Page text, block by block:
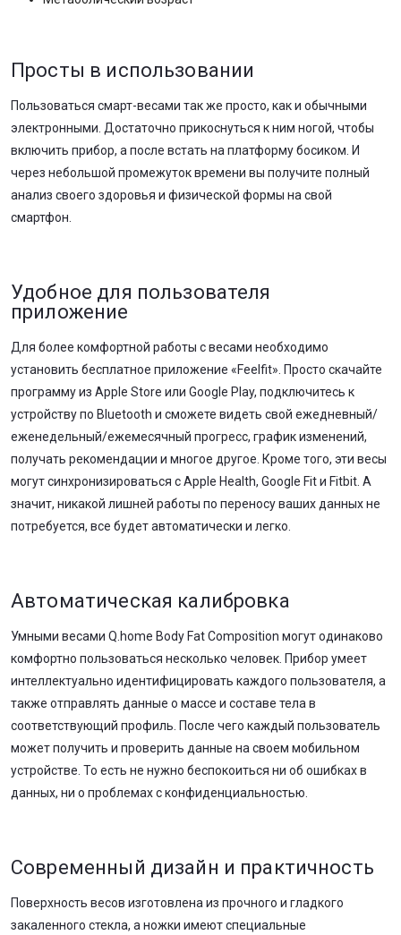
Просты в использовании
Пользоваться смарт-весами так же просто, как и обычными
электронными. Достаточно прикоснуться к ним ногой, чтобы
включить прибор, а после встать на платформу босиком. И
через небольшой промежуток времени вы получите полный
анализ своего здоровья и физической формы на свой
смартфон.
Удобное для пользователя
приложение
Для более комфортной работы с весами необходимо
установить бесплатное приложение «Feelfit». Просто скачайте
программу из Apple Store или Google Play, подключитесь к
устройству по Bluetooth и сможете видеть свой ежедневный/
еженедельный/ежемесячный прогресс, график изменений,
получать рекомендации и многое другое. Кроме того, эти весы
могут синхронизироваться с Apple Health, Google Fit и Fitbit. А
значит, никакой лишней работы по переносу ваших данных не
потребуется, все будет автоматически и легко.
Автоматическая калибровка
Умными весами Q.home Body Fat Composition могут одинаково
комфортно пользоваться несколько человек. Прибор умеет
интеллектуально идентифицировать каждого пользователя, а
также отправлять данные о массе и составе тела в
соответствующий профиль. После чего каждый пользователь
может получить и проверить данные на своем мобильном
устройстве. То есть не нужно беспокоиться ни об ошибках в
данных, ни о проблемах с конфиденциальностью.
Современный дизайн и практичность
Поверхность весов изготовлена из прочного и гладкого
закаленного стекла, а ножки имеют специальные